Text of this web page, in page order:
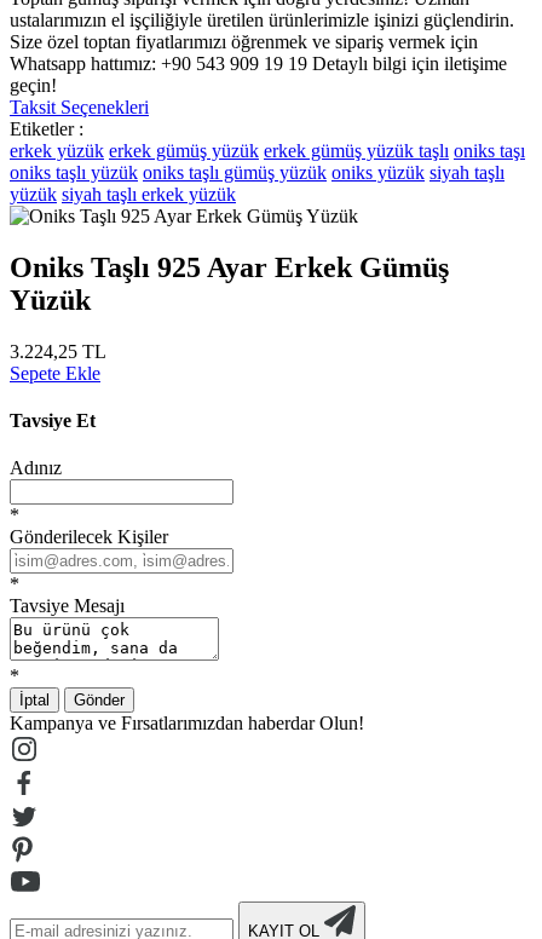
ustalarımızın el işçiliğiyle üretilen ürünlerimizle işinizi güçlendirin.
Size özel toptan fiyatlarımızı öğrenmek ve sipariş vermek için
Whatsapp hattımız: +90 543 909 19 19 Detaylı bilgi için iletişime
geçin!
Taksit Seçenekleri
Etiketler :
erkek yüzük erkek gümüş yüzük erkek gümüş yüzük taşlı oniks taşı
oniks taşlı yüzük oniks taşlı gümüş yüzük oniks yüzük siyah taşlı
yüzük siyah taşlı erkek yüzük
Oniks Taşlı 925 Ayar Erkek Gümüş
Yüzük
3.224,25 TL
Sepete Ekle
Tavsiye Et
Adınız
*
Gönderilecek Kişiler
*
Tavsiye Mesajı
*
İptal Gönder
Kampanya ve Fırsatlarımızdan haberdar Olun!
KAYIT OL